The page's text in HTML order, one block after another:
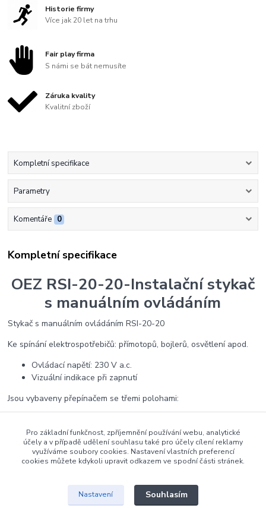
Historie firmy
Více jak 20 let na trhu
Fair play firma
S námi se bát nemusíte
Záruka kvality
Kvalitní zboží
Kompletní specifikace
Parametry
Komentáře 0
Kompletní specifikace
OEZ RSI-20-20-Instalační stykač
s manuálním ovládáním
Stykač s manuálním ovládáním RSI-20-20
Ke spínání elektrospotřebičů: přímotopů, bojlerů, osvětlení apod.
Ovládací napětí: 230 V a.c.
Vizuální indikace při zapnutí
Jsou vybaveny přepínačem se třemi polohami:
poloha „I“ – spínací kontakty se sepnou a rozpínací kontakty
se rozepnou. Pokud dojde k přivedení jmenovitého napětí
Uc na cívku stykače, přepínač se přepne do polohy „AUTO“
Snížená spínací hlučnost a vibrace.
Pro základní funkčnost, zpříjemnění používání webu, analytické
účely a v případě udělení souhlasu také pro účely cílení reklamy
využíváme soubory cookies. Nastavení vlastních preferencí
cookies můžete kdykoli upravit odkazem ve spodní části stránek.
Nastavení Souhlasím